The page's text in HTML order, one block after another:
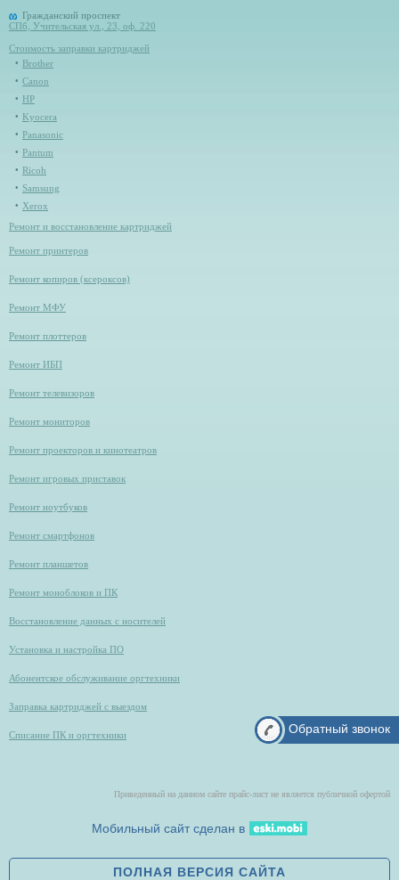
Обратный звонок
Гражданский проспект
СПб, Учительская ул., 23, оф. 220
Стоимость заправки картриджей
Brother
Canon
HP
Kyocera
Panasonic
Pantum
Ricoh
Samsung
Xerox
Ремонт и восстановление картриджей
Ремонт принтеров
Ремонт копиров (ксероксов)
Ремонт МФУ
Ремонт плоттеров
Ремонт ИБП
Ремонт телевизоров
Ремонт мониторов
Ремонт проекторов и кинотеатров
Ремонт игровых приставок
Ремонт ноутбуков
Ремонт смартфонов
Ремонт планшетов
Ремонт моноблоков и ПК
Восстановление данных с носителей
Установка и настройка ПО
Абонентское обслуживание оргтехники
Заправка картриджей с выездом
Списание ПК и оргтехники
Приведенный на данном сайте прайс-лист не является публичной офертой
Мобильный сайт сделан в
ПОЛНАЯ ВЕРСИЯ САЙТА